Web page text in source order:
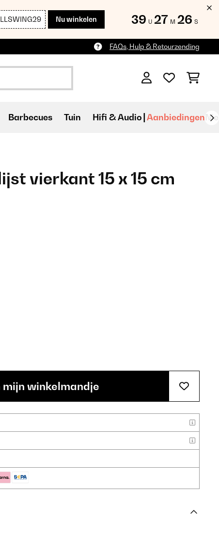
Nu winkelen 39 U 27 M 25 S
FAQs, Hulp & Retourzending
Barbecues Tuin Hifi & Audio Aanbiedingen
vierkant 15 x 15 cm
mijn winkelmandje